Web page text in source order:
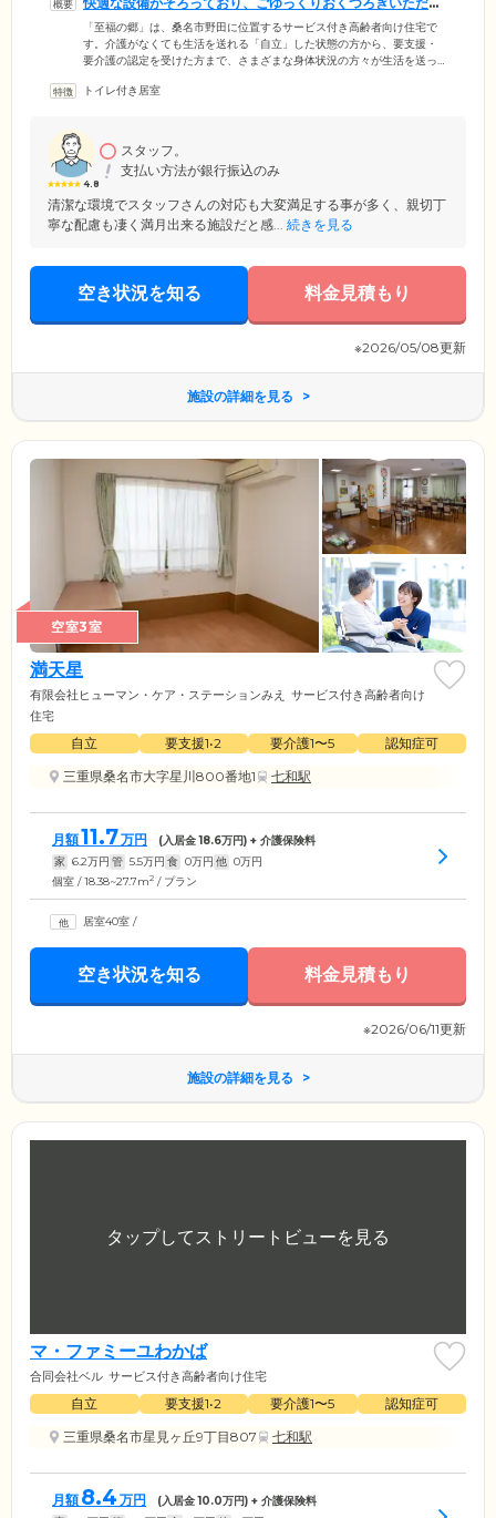
ます
「至福の郷」は、桑名市野田に位置するサービス付き高齢者向け住宅で
す。介護がなくても生活を送れる「自立」した状態の方から、要支援・
要介護の認定を受けた方まで、さまざまな身体状況の方々が生活を送っ
各居室にはトイレや洗面台、クローゼットを設置しており、プライベー
ける浴槽を設置しておりますので、のんびりとおくつろぎください。
トイレ付き居室
4.8
スタッフ。
支払い方法が銀行振込のみ
清潔な環境でスタッフさんの対応も大変満足する事が多く、親切丁
寧な配慮も凄く満月出来る施設だと感... 続きを見る
空き状況を知る 料金見積もり
※2026/05/08更新
施設の詳細を見る
空室3室
満天星
有限会社ヒューマン・ケア・ステーションみえ
サービス付き高齢者向け
住宅
自立 要支援1•2 要介護1〜5
認知症可
三重県桑名市大字星川800番地1
七和駅
月額11.7万円 (入居金18.6万円) + 介護保険料
家 6.2万円 管 5.5万円 食 0万円 他 0万円
個室 / 18.38~27.7m2 / プラン
居室40室 /
空き状況を知る 料金見積もり
※2026/06/11更新
施設の詳細を見る
マ・ファミーユわかば
合同会社ベル サービス付き高齢者向け住宅
自立 要支援1•2 要介護1〜5
認知症可
三重県桑名市星見ヶ丘9丁目807
七和駅
月額 8.4 万円 (入居金10.0万円) + 介護保険料